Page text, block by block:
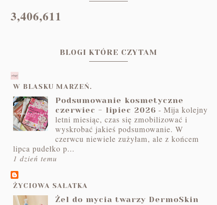
3,406,611
BLOGI KTÓRE CZYTAM
W BLASKU MARZEŃ.
Podsumowanie kosmetyczne
czerwiec - lipiec 2026 -Mija kolejny
letni miesiąc, czas się zmobilizować i
wyskrobać jakieś podsumowanie. W
czerwcu niewiele zużyłam, ale z końcem
lipca pudełko p...
1 dzień temu
ŻYCIOWA SAŁATKA
Żel do mycia twarzy DermoSkin